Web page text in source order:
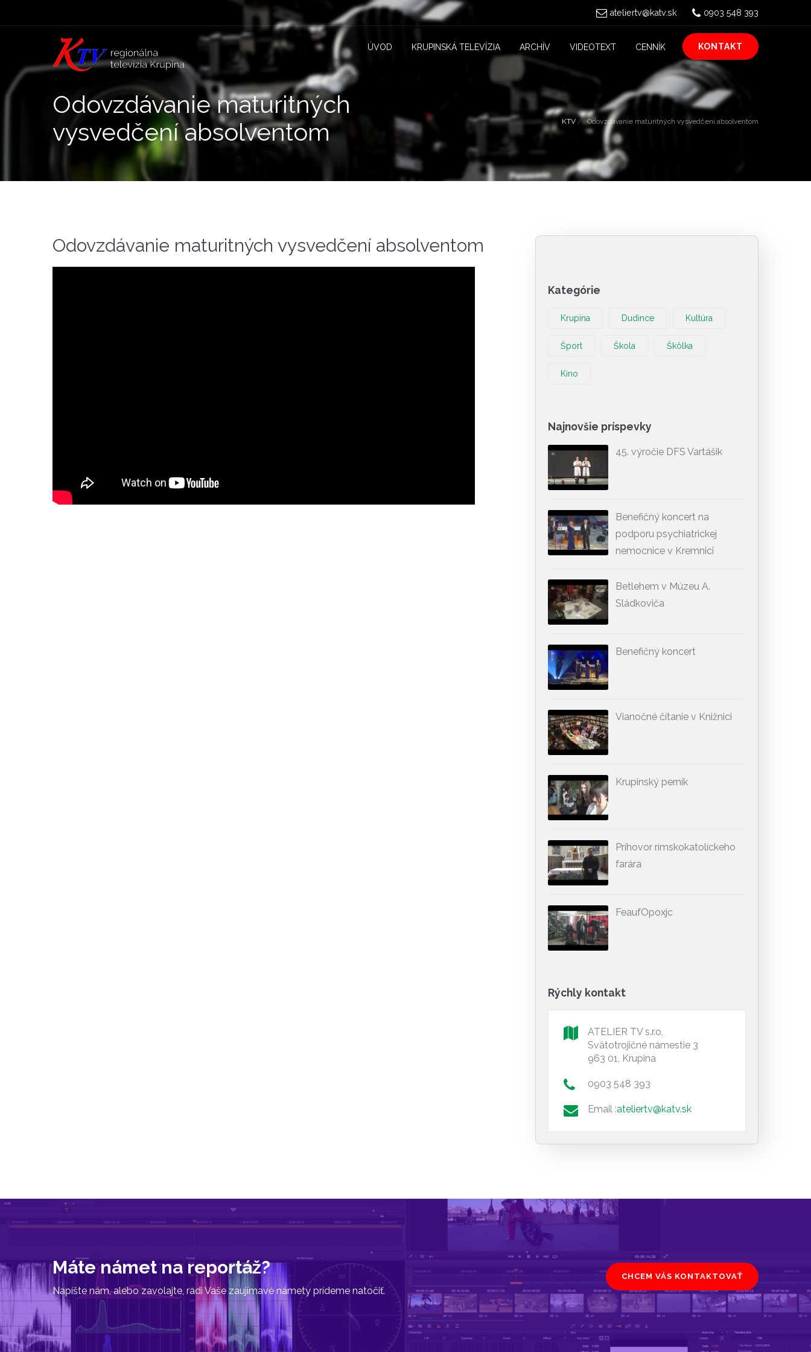
ateliertv@katv.sk 0903 548 393
ÚVOD KRUPINSKÁ TELEVÍZIA ARCHÍV VIDEOTEXT CENNÍK KONTAKT
Odovzdávanie maturitných
vysvedčení absolventom
KTV Odovzdávanie maturitných vysvedčení absolventom
Odovzdávanie maturitných vysvedčení absolventom
Kategórie
Krupina Dudince Kultúra
Šport Škola Škôlka
Kino
Najnovšie príspevky
45. výročie DFS Vartášik
Benefičný koncert na
podporu psychiatrickej
nemocnice v Kremnici
Betlehem v Múzeu A.
Sládkoviča
Benefičný koncert
Vianočné čítanie v Knižnici
Krupinský perník
Príhovor rímskokatolíckeho
farára
FeaufOpoxjc
Rýchly kontakt
ATELIER TV s.r.o,
Svätotrojičné námestie 3
963 01, Krupina
0903 548 393
Email :ateliertv@katv.sk
Máte námet na reportáž?
Napíšte nám, alebo zavolajte, radi Vaše zaujímavé námety prídeme natočiť.
CHCEM VÁS KONTAKTOVAŤ